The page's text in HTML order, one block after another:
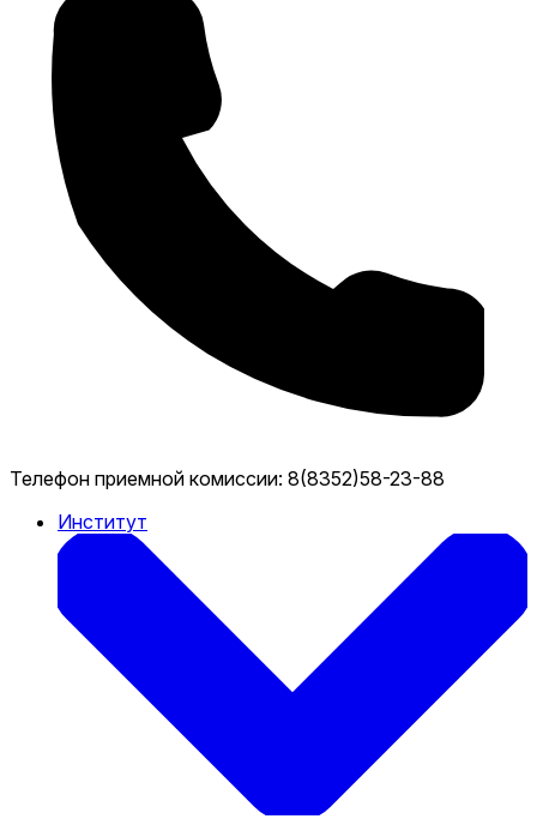
Телефон приемной комиссии: 8(8352)58-23-88
Институт